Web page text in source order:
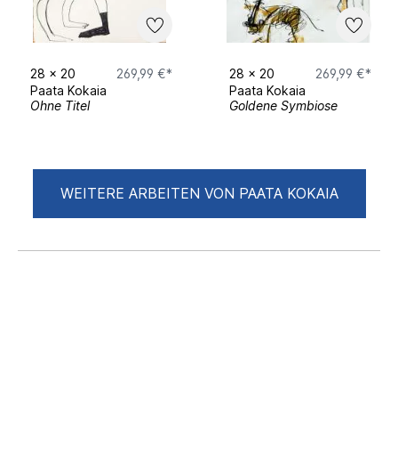
28 x 20
269,99 €*
Paata Kokaia
Ohne Titel
28 x 20
269,99 €*
Paata Kokaia
Goldene Symbiose
WEITERE ARBEITEN VON PAATA KOKAIA